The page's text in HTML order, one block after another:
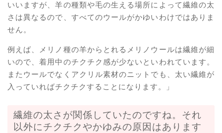
いいますが、羊の種類や毛の生える場所によって繊維の太
さは異なるので、すべてのウールがかゆいわけではありま
せん。
例えば、メリノ種の羊からとれるメリノウールは繊維が細
いので、着用中のチクチク感が少ないといわれています。
またウールでなくアクリル素材のニットでも、太い繊維が
入っていればチクチクすることになります。」
繊維の太さが関係していたのですね。それ
以外にチクチクやかゆみの原因はあります